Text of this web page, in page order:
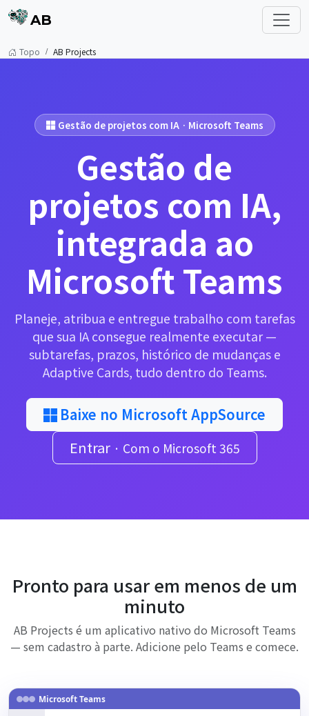
AB
Topo AB Projects
Gestão de projetos com IA · Microsoft Teams
Gestão de
projetos com IA,
integrada ao
Microsoft Teams
Planeje, atribua e entregue trabalho com tarefas
que sua IA consegue realmente executar —
subtarefas, prazos, histórico de mudanças e
Adaptive Cards, tudo dentro do Teams.
Baixe no Microsoft AppSource
Entrar · Com o Microsoft 365
Pronto para usar em menos de um
minuto
AB Projects é um aplicativo nativo do Microsoft Teams
— sem cadastro à parte. Adicione pelo Teams e comece.
Microsoft Teams